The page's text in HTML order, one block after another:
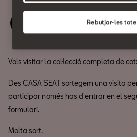
Gaudeix d'aquest
Vols visitar la col·lecció completa de
Des CASA SEAT sortegem una visita
participar només has d'entrar en el
formulari.
Molta sort.
Rebutjar-les